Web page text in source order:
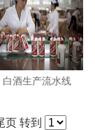
白酒生产流水线
页 转到